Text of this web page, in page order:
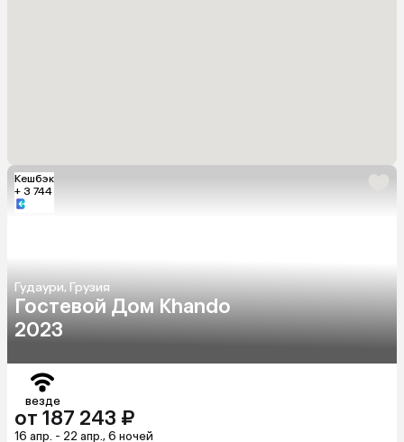
Кешбэк
+ 3 744
Гудаури, Грузия
Гостевой Дом Khando
2023
везде
от 187 243 ₽
16 апр. - 22 апр., 6 ночей